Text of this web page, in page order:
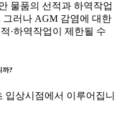
물품의 선적과 하역작업
러나 AGM 감염에 대한
·하역작업이 제한될 수
까?
입상시점에서 이루어집니